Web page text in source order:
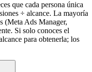
que cada persona única
÷ alcance. La mayoría
(Meta Ads Manager,
Si solo conoces el
para obtenerla; los